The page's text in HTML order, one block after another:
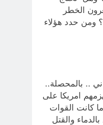
الخطر
ومن حدد هؤلاء
.. بالمحصلة..
امريكا على
كانت القوات
والقتل